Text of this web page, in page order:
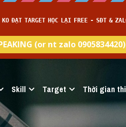
Skill Target Thời gian thi